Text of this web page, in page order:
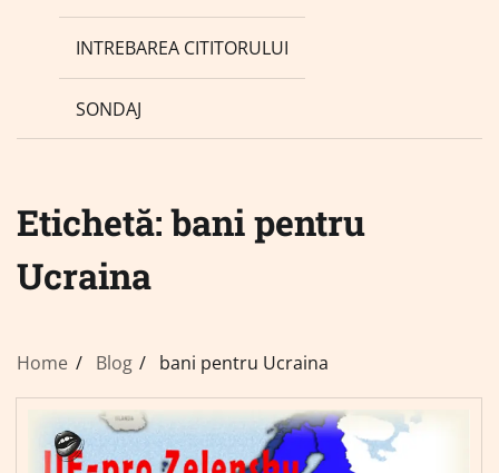
INTREBAREA CITITORULUI
SONDAJ
Etichetă:bani pentru
Ucraina
Home Blog bani pentru Ucraina